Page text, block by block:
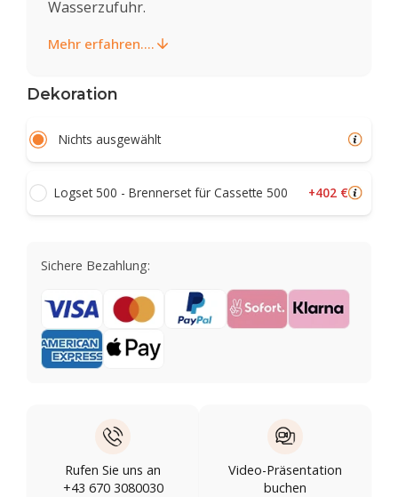
Wasserzufuhr.
Mehr erfahren....
Dekoration
Nichts ausgewählt
Logset 500 - Brennerset für Cassette 500 +402 €
Sichere Bezahlung:
Rufen Sie uns an
+43 670 3080030
Video-Präsentation
buchen